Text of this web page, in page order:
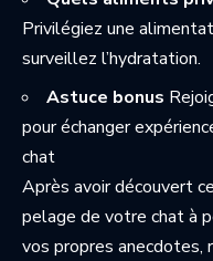
Privilégiez une
surveillez l’hydratation.
Astuce bonus
pour échanger
chat
Après avoir découvert
pelage de votre chat à
vos propres